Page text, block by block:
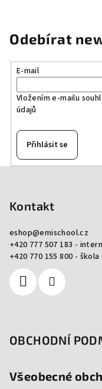
Odebírat
E-mail
Vložením e-mailu
údajů
Přihlásit se
Kontakt
eshop@emischool.cz
+420 777 507 183 -
+420 770 155 800 -
OBCHODNÍ
Všeobecné